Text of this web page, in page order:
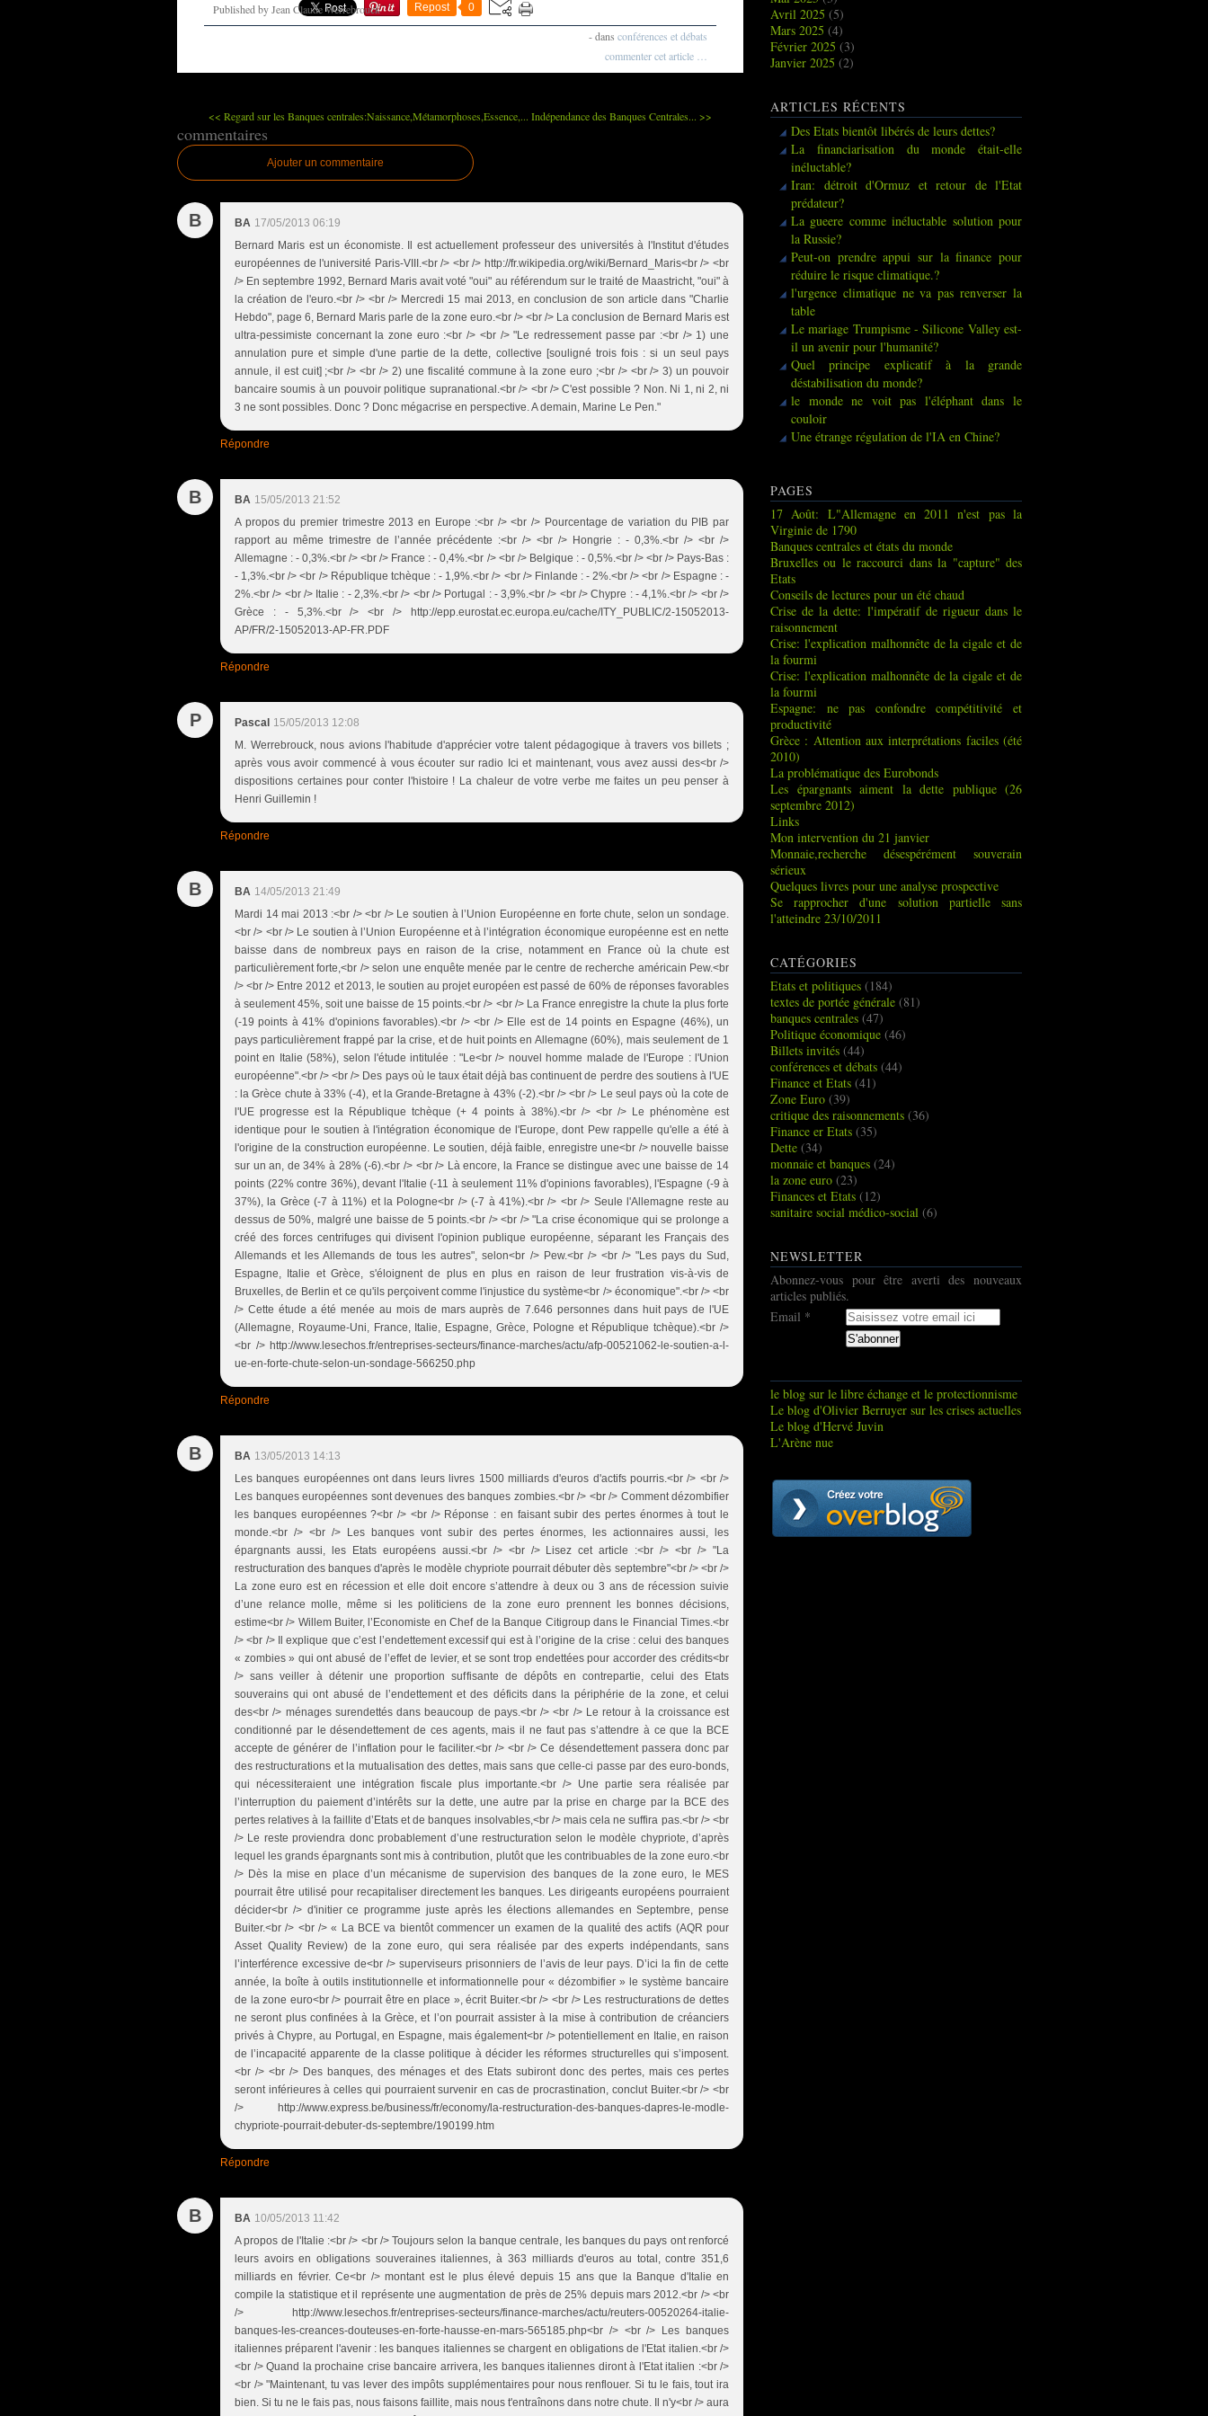
Repost 0
Published by Jean Claude Werrebrouck
-dans conférences et débats
commenter cet article
<< Regard sur les Banques centrales:Naissance,Métamorphoses,Essence,... Indépendance des Banques Centrales... >>
commentaires
Ajouter un commentaire
B BA 17/05/2013 06:19
Bernard Maris est un économiste. Il est actuellement professeur des universités à l'Institut d'études
européennes de l'université Paris-VIII.<br /> <br /> http://fr.wikipedia.org/wiki/Bernard_Maris<br /> <br
/> En septembre 1992, Bernard Maris avait voté "oui" au référendum sur le traité de Maastricht, "oui" à
la création de l'euro.<br /> <br /> Mercredi 15 mai 2013, en conclusion de son article dans "Charlie
Hebdo", page 6, Bernard Maris parle de la zone euro.<br /> <br /> La conclusion de Bernard Maris est
ultra-pessimiste concernant la zone euro :<br /> <br /> "Le redressement passe par :<br /> 1) une
annulation pure et simple d'une partie de la dette, collective [souligné trois fois : si un seul pays
annule, il est cuit] ;<br /> <br /> 2) une fiscalité commune à la zone euro ;<br /> <br /> 3) un pouvoir
bancaire soumis à un pouvoir politique supranational.<br /> <br /> C'est possible ? Non. Ni 1, ni 2, ni
3 ne sont possibles. Donc ? Donc mégacrise en perspective. A demain, Marine Le Pen."
Répondre
B BA 15/05/2013 21:52
A propos du premier trimestre 2013 en Europe :<br /> <br /> Pourcentage de variation du PIB par
rapport au même trimestre de l’année précédente :<br /> <br /> Hongrie : - 0,3%.<br /> <br />
Allemagne : - 0,3%.<br /> <br /> France : - 0,4%.<br /> <br /> Belgique : - 0,5%.<br /> <br /> Pays-Bas :
- 1,3%.<br /> <br /> République tchèque : - 1,9%.<br /> <br /> Finlande : - 2%.<br /> <br /> Espagne : -
2%.<br /> <br /> Italie : - 2,3%.<br /> <br /> Portugal : - 3,9%.<br /> <br /> Chypre : - 4,1%.<br /> <br />
Grèce : - 5,3%.<br /> <br /> http://epp.eurostat.ec.europa.eu/cache/ITY_PUBLIC/2-15052013-
AP/FR/2-15052013-AP-FR.PDF
Répondre
P Pascal 15/05/2013 12:08
M. Werrebrouck, nous avions l'habitude d'apprécier votre talent pédagogique à travers vos billets ;
après vous avoir commencé à vous écouter sur radio Ici et maintenant, vous avez aussi des<br />
dispositions certaines pour conter l'histoire ! La chaleur de votre verbe me faites un peu penser à
Henri Guillemin !
Répondre
B BA 14/05/2013 21:49
Mardi 14 mai 2013 :<br /> <br /> Le soutien à l’Union Européenne en forte chute, selon un sondage.
<br /> <br /> Le soutien à l’Union Européenne et à l’intégration économique européenne est en nette
baisse dans de nombreux pays en raison de la crise, notamment en France où la chute est
particulièrement forte,<br /> selon une enquête menée par le centre de recherche américain Pew.<br
/> <br /> Entre 2012 et 2013, le soutien au projet européen est passé de 60% de réponses favorables
à seulement 45%, soit une baisse de 15 points.<br /> <br /> La France enregistre la chute la plus forte
(-19 points à 41% d'opinions favorables).<br /> <br /> Elle est de 14 points en Espagne (46%), un
pays particulièrement frappé par la crise, et de huit points en Allemagne (60%), mais seulement de 1
point en Italie (58%), selon l'étude intitulée : "Le<br /> nouvel homme malade de l'Europe : l'Union
européenne".<br /> <br /> Des pays où le taux était déjà bas continuent de perdre des soutiens à l'UE
: la Grèce chute à 33% (-4), et la Grande-Bretagne à 43% (-2).<br /> <br /> Le seul pays où la cote de
l'UE progresse est la République tchèque (+ 4 points à 38%).<br /> <br /> Le phénomène est
identique pour le soutien à l'intégration économique de l'Europe, dont Pew rappelle qu'elle a été à
l'origine de la construction européenne. Le soutien, déjà faible, enregistre une<br /> nouvelle baisse
sur un an, de 34% à 28% (-6).<br /> <br /> Là encore, la France se distingue avec une baisse de 14
points (22% contre 36%), devant l'Italie (-11 à seulement 11% d'opinions favorables), l'Espagne (-9 à
37%), la Grèce (-7 à 11%) et la Pologne<br /> (-7 à 41%).<br /> <br /> Seule l'Allemagne reste au
dessus de 50%, malgré une baisse de 5 points.<br /> <br /> "La crise économique qui se prolonge a
créé des forces centrifuges qui divisent l'opinion publique européenne, séparant les Français des
Allemands et les Allemands de tous les autres", selon<br /> Pew.<br /> <br /> "Les pays du Sud,
Espagne, Italie et Grèce, s'éloignent de plus en plus en raison de leur frustration vis-à-vis de
Bruxelles, de Berlin et ce qu'ils perçoivent comme l'injustice du système<br /> économique".<br /> <br
/> Cette étude a été menée au mois de mars auprès de 7.646 personnes dans huit pays de l'UE
(Allemagne, Royaume-Uni, France, Italie, Espagne, Grèce, Pologne et République tchèque).<br />
<br /> http://www.lesechos.fr/entreprises-secteurs/finance-marches/actu/afp-00521062-le-soutien-a-l-
ue-en-forte-chute-selon-un-sondage-566250.php
Répondre
B BA 13/05/2013 14:13
Les banques européennes ont dans leurs livres 1500 milliards d'euros d'actifs pourris.<br /> <br />
Les banques européennes sont devenues des banques zombies.<br /> <br /> Comment dézombifier
les banques européennes ?<br /> <br /> Réponse : en faisant subir des pertes énormes à tout le
monde.<br /> <br /> Les banques vont subir des pertes énormes, les actionnaires aussi, les
épargnants aussi, les Etats européens aussi.<br /> <br /> Lisez cet article :<br /> <br /> "La
restructuration des banques d'après le modèle chypriote pourrait débuter dès septembre"<br /> <br />
La zone euro est en récession et elle doit encore s’attendre à deux ou 3 ans de récession suivie
d’une relance molle, même si les politiciens de la zone euro prennent les bonnes décisions,
estime<br /> Willem Buiter, l’Economiste en Chef de la Banque Citigroup dans le Financial Times.<br
/> <br /> Il explique que c’est l’endettement excessif qui est à l’origine de la crise : celui des banques
« zombies » qui ont abusé de l’effet de levier, et se sont trop endettées pour accorder des crédits<br
/> sans veiller à détenir une proportion suffisante de dépôts en contrepartie, celui des Etats
souverains qui ont abusé de l’endettement et des déficits dans la périphérie de la zone, et celui
des<br /> ménages surendettés dans beaucoup de pays.<br /> <br /> Le retour à la croissance est
conditionné par le désendettement de ces agents, mais il ne faut pas s’attendre à ce que la BCE
accepte de générer de l’inflation pour le faciliter.<br /> <br /> Ce désendettement passera donc par
des restructurations et la mutualisation des dettes, mais sans que celle-ci passe par des euro-bonds,
qui nécessiteraient une intégration fiscale plus importante.<br /> Une partie sera réalisée par
l’interruption du paiement d’intérêts sur la dette, une autre par la prise en charge par la BCE des
pertes relatives à la faillite d’Etats et de banques insolvables,<br /> mais cela ne suffira pas.<br /> <br
/> Le reste proviendra donc probablement d’une restructuration selon le modèle chypriote, d’après
lequel les grands épargnants sont mis à contribution, plutôt que les contribuables de la zone euro.<br
/> Dès la mise en place d’un mécanisme de supervision des banques de la zone euro, le MES
pourrait être utilisé pour recapitaliser directement les banques. Les dirigeants européens pourraient
décider<br /> d'initier ce programme juste après les élections allemandes en Septembre, pense
Buiter.<br /> <br /> « La BCE va bientôt commencer un examen de la qualité des actifs (AQR pour
Asset Quality Review) de la zone euro, qui sera réalisée par des experts indépendants, sans
l’interférence excessive de<br /> superviseurs prisonniers de l’avis de leur pays. D’ici la fin de cette
année, la boîte à outils institutionnelle et informationnelle pour « dézombifier » le système bancaire
de la zone euro<br /> pourrait être en place », écrit Buiter.<br /> <br /> Les restructurations de dettes
ne seront plus confinées à la Grèce, et l’on pourrait assister à la mise à contribution de créanciers
privés à Chypre, au Portugal, en Espagne, mais également<br /> potentiellement en Italie, en raison
de l’incapacité apparente de la classe politique à décider les réformes structurelles qui s’imposent.
<br /> <br /> Des banques, des ménages et des Etats subiront donc des pertes, mais ces pertes
seront inférieures à celles qui pourraient survenir en cas de procrastination, conclut Buiter.<br /> <br
/> http://www.express.be/business/fr/economy/la-restructuration-des-banques-dapres-le-modle-
chypriote-pourrait-debuter-ds-septembre/190199.htm
Répondre
B BA 10/05/2013 11:42
A propos de l'Italie :<br /> <br /> Toujours selon la banque centrale, les banques du pays ont renforcé
leurs avoirs en obligations souveraines italiennes, à 363 milliards d'euros au total, contre 351,6
milliards en février. Ce<br /> montant est le plus élevé depuis 15 ans que la Banque d'Italie en
compile la statistique et il représente une augmentation de près de 25% depuis mars 2012.<br /> <br
/> http://www.lesechos.fr/entreprises-secteurs/finance-marches/actu/reuters-00520264-italie-
banques-les-creances-douteuses-en-forte-hausse-en-mars-565185.php<br /> <br /> Les banques
italiennes préparent l'avenir : les banques italiennes se chargent en obligations de l'Etat italien.<br />
<br /> Quand la prochaine crise bancaire arrivera, les banques italiennes diront à l'Etat italien :<br />
<br /> "Maintenant, tu vas lever des impôts supplémentaires pour nous renflouer. Si tu le fais, tout ira
bien. Si tu ne le fais pas, nous faisons faillite, mais nous t'entraînons dans notre chute. Il n'y<br /> aura
Avril 2025 (5)
Mars 2025 (4)
Février 2025 (3)
Janvier 2025 (2)
ARTICLES RÉCENTS
Des Etats bientôt libérés de leurs dettes?
La financiarisation du monde était-elle
inéluctable?
Iran: détroit d'Ormuz et retour de l'Etat
prédateur?
La gueere comme inéluctable solution pour
la Russie?
Peut-on prendre appui sur la finance pour
réduire le risque climatique.?
l'urgence climatique ne va pas renverser la
table
Le mariage Trumpisme - Silicone Valley est-
il un avenir pour l'humanité?
Quel principe explicatif à la grande
déstabilisation du monde?
le monde ne voit pas l'éléphant dans le
couloir
Une étrange régulation de l'IA en Chine?
PAGES
17 Août: L"Allemagne en 2011 n'est pas la
Virginie de 1790
Banques centrales et états du monde
Bruxelles ou le raccourci dans la "capture" des
Etats
Conseils de lectures pour un été chaud
Crise de la dette: l'impératif de rigueur dans le
raisonnement
Crise: l'explication malhonnête de la cigale et de
la fourmi
Crise: l'explication malhonnête de la cigale et de
la fourmi
Espagne: ne pas confondre compétitivité et
productivité
Grèce : Attention aux interprétations faciles (été
2010)
La problématique des Eurobonds
Les épargnants aiment la dette publique (26
septembre 2012)
Links
Mon intervention du 21 janvier
Monnaie,recherche désespérément souverain
sérieux
Quelques livres pour une analyse prospective
Se rapprocher d'une solution partielle sans
l'atteindre 23/10/2011
CATÉGORIES
Etats et politiques (184)
textes de portée générale (81)
banques centrales (47)
Politique économique (46)
Billets invités (44)
conférences et débats (44)
Finance et Etats (41)
Zone Euro (39)
critique des raisonnements (36)
Finance er Etats (35)
Dette (34)
monnaie et banques (24)
la zone euro (23)
Finances et Etats (12)
sanitaire social médico-social (6)
NEWSLETTER
Abonnez-vous pour être averti des nouveaux
articles publiés.
Email
le blog sur le libre échange et le protectionnisme
Le blog d'Olivier Berruyer sur les crises actuelles
Le blog d'Hervé Juvin
L'Arène nue